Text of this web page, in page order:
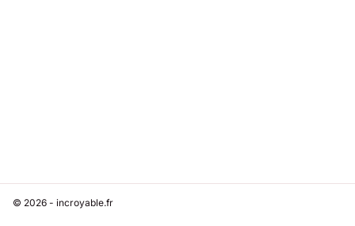
© 2026 - incroyable.fr